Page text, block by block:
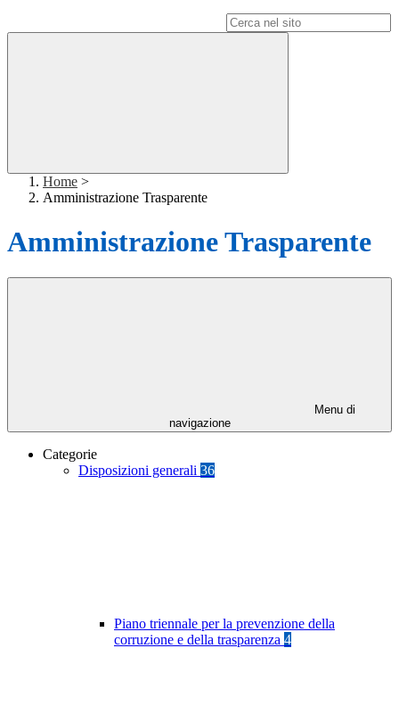
Home >
Amministrazione Trasparente
Amministrazione Trasparente
Menu di
navigazione
Categorie
Disposizioni generali 36
Piano triennale per la prevenzione della
corruzione e della trasparenza 4